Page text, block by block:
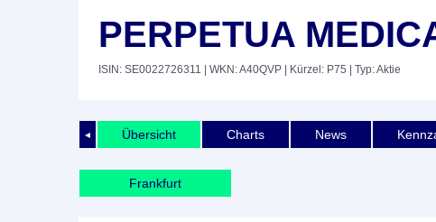
PERPETUA
ISIN: SE0022726311 | WKN: A40QVP | Kürzel: P75 | Typ: Aktie
◄ Übersicht Charts News
Frankfurt